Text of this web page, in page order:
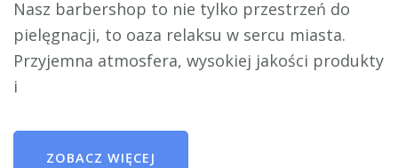
Nasz barbershop to nie tylko przestrzeń do
pielęgnacji, to oaza relaksu w sercu miasta.
Przyjemna atmosfera, wysokiej jakości produkty
i
ZOBACZ WIĘCEJ